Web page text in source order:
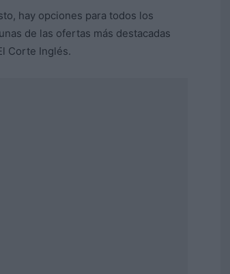
hay opciones para todos los
de las ofertas más destacadas
Corte Inglés.